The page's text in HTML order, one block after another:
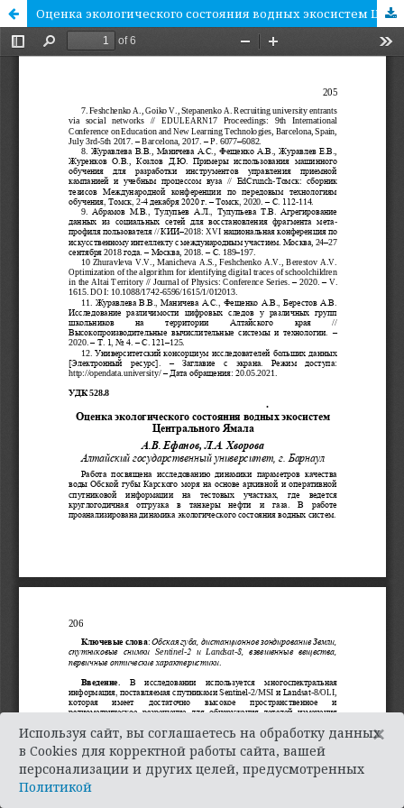
Оценка экологического состояния водных экосистем Центрального Ямала
Используя сайт, вы соглашаетесь на обработку данных
в Cookies для корректной работы сайта, вашей
персонализации и других целей, предусмотренных
Политикой
×